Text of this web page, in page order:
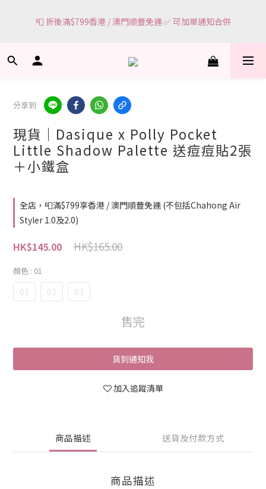
3
🌸網頁顯示有現貨 ＝ 🌸門市有現貨可即場選購
分享到
現貨｜Dasique x Polly Pocket
Little Shadow Palette 送痘痘貼2張
＋小鐵盒
全店，📮滿$799享香港 / 澳門順豐免運 (不包括Chahong Air
Styler 1.0及2.0)
HK$145.00 HK$165.00
顏色 : 01
01 02 03
售完
貨到通知我
加入追蹤清單
商品描述 送貨及付款方式
商品描述